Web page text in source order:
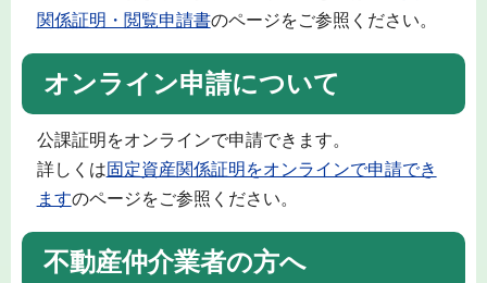
関係証明・閲覧申請書のページをご参照ください。
オンライン申請について
公課証明をオンラインで申請できます。
詳しくは固定資産関係証明をオンラインで申請でき
ますのページをご参照ください。
不動産仲介業者の方へ